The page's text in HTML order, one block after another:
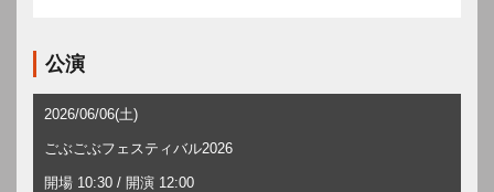
公演
2026/06/06(土)
ごぶごぶフェスティバル2026
開場 10:30 / 開演 12:00